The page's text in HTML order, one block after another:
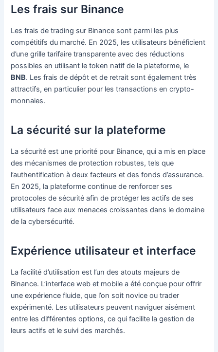
Les frais sur Binance
Les frais de trading sur Binance sont parmi les plus
compétitifs du marché. En 2025, les utilisateurs bénéficient
d’une grille tarifaire transparente avec des réductions
possibles en utilisant le token natif de la plateforme, le
BNB. Les frais de dépôt et de retrait sont également très
attractifs, en particulier pour les transactions en crypto-
monnaies.
La sécurité sur la plateforme
La sécurité est une priorité pour Binance, qui a mis en place
des mécanismes de protection robustes, tels que
l’authentification à deux facteurs et des fonds d’assurance.
En 2025, la plateforme continue de renforcer ses
protocoles de sécurité afin de protéger les actifs de ses
utilisateurs face aux menaces croissantes dans le domaine
de la cybersécurité.
Expérience utilisateur et interface
La facilité d’utilisation est l’un des atouts majeurs de
Binance. L’interface web et mobile a été conçue pour offrir
une expérience fluide, que l’on soit novice ou trader
expérimenté. Les utilisateurs peuvent naviguer aisément
entre les différentes options, ce qui facilite la gestion de
leurs actifs et le suivi des marchés.